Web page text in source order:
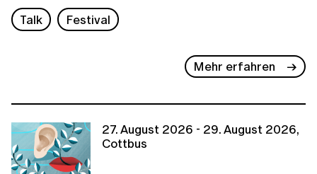
Talk Festival
Mehr erfahren
27. August 2026 - 29. August 2026,
Cottbus